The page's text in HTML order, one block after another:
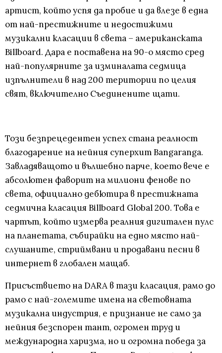
артист, който успя да пробие и да влезе в една
от най-престижните и недостижими
музикални класации в света – американската
Billboard. Дара е поставена на 90-о място сред
най-популярните за изминалата седмица
изпълнители в над 200 територии по целия
свят, включително Съединените щати.
Този безпрецедентен успех стана реалност
благодарение на нейния суперхит Bangaranga.
Завладяващото и вълшебно парче, което вече е
абсолютен фаворит на милиони фенове по
света, официално дебютира в престижната
седмична класация Billboard Global 200. Това е
чартът, който измерва реалния дигитален пулс
на планетата, събирайки на едно място най-
слушаните, стриймвани и продавани песни в
интернет в глобален мащаб.
Присъствието на DARA в тази класация, рамо до
рамо с най-големите имена на световната
музикална индустрия, е признание не само за
нейния безспорен тант, огромен труд и
международна харизма, но и огромна победа за